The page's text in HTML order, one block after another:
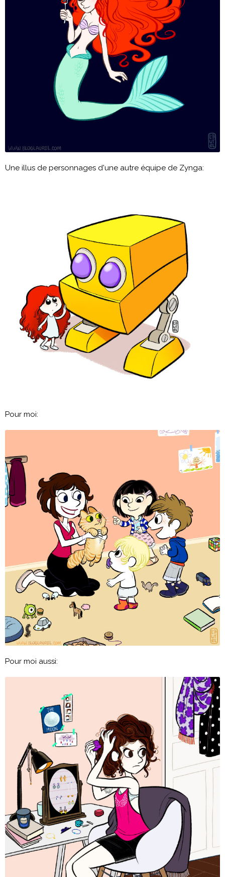
Une illus de personnages d'une autre équipe de Zynga:
Pour moi:
Pour moi aussi: